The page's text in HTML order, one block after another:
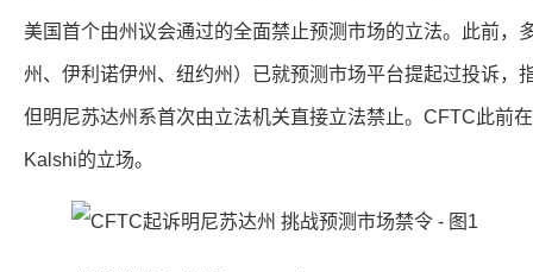
美国首个由州议会通过的全面禁止预测市场的立法。此前，
州、伊利诺伊州、纽约州）已就预测市场平台提起过投诉，
但明尼苏达州系首次由立法机关直接立法禁止。CFTC此前
Kalshi的立场。